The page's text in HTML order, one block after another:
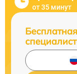
от 35 минут